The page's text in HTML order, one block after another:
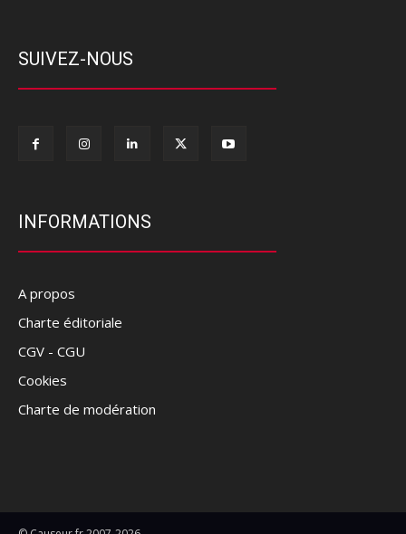
SUIVEZ-NOUS
INFORMATIONS
A propos
Charte éditoriale
CGV - CGU
Cookies
Charte de modération